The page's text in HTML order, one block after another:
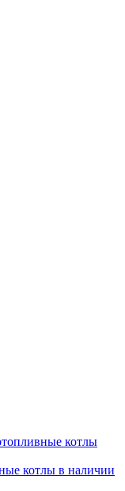
котлы
котлы в наличии